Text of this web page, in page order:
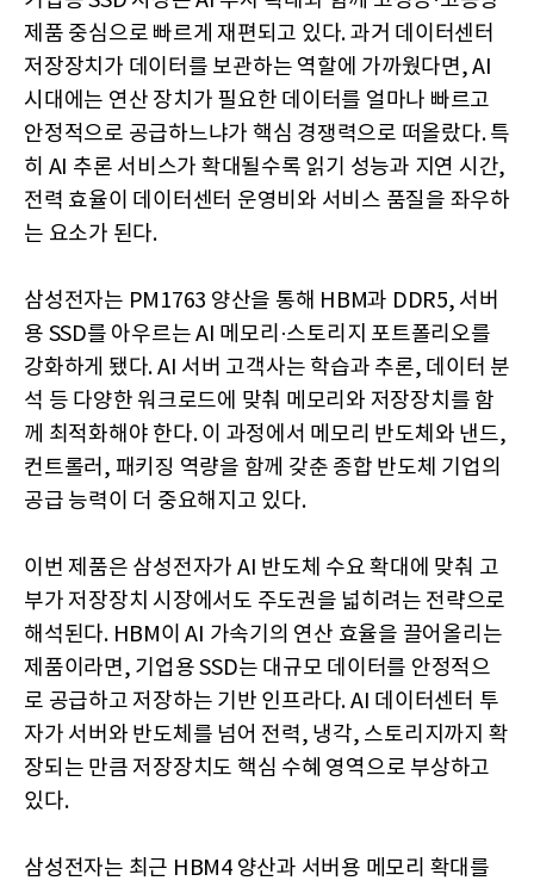
제품 중심으로 빠르게 재편되고 있다. 과거 데이터센터
저장장치가 데이터를 보관하는 역할에 가까웠다면, AI
시대에는 연산 장치가 필요한 데이터를 얼마나 빠르고
안정적으로 공급하느냐가 핵심 경쟁력으로 떠올랐다. 특
히 AI 추론 서비스가 확대될수록 읽기 성능과 지연 시간,
전력 효율이 데이터센터 운영비와 서비스 품질을 좌우하
는 요소가 된다.
삼성전자는 PM1763 양산을 통해 HBM과 DDR5, 서버
용 SSD를 아우르는 AI 메모리·스토리지 포트폴리오를
강화하게 됐다. AI 서버 고객사는 학습과 추론, 데이터 분
석 등 다양한 워크로드에 맞춰 메모리와 저장장치를 함
께 최적화해야 한다. 이 과정에서 메모리 반도체와 낸드,
컨트롤러, 패키징 역량을 함께 갖춘 종합 반도체 기업의
공급 능력이 더 중요해지고 있다.
이번 제품은 삼성전자가 AI 반도체 수요 확대에 맞춰 고
부가 저장장치 시장에서도 주도권을 넓히려는 전략으로
해석된다. HBM이 AI 가속기의 연산 효율을 끌어올리는
제품이라면, 기업용 SSD는 대규모 데이터를 안정적으
로 공급하고 저장하는 기반 인프라다. AI 데이터센터 투
자가 서버와 반도체를 넘어 전력, 냉각, 스토리지까지 확
장되는 만큼 저장장치도 핵심 수혜 영역으로 부상하고
있다.
삼성전자는 최근 HBM4 양산과 서버용 메모리 확대를